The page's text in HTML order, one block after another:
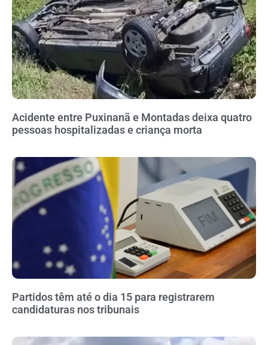
Acidente entre Puxinanã e Montadas deixa quatro
pessoas hospitalizadas e criança morta
Partidos têm até o dia 15 para registrarem
candidaturas nos tribunais